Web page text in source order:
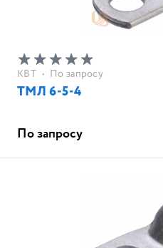
КВТ • По запросу
ТМЛ 6-5-4
По запросу